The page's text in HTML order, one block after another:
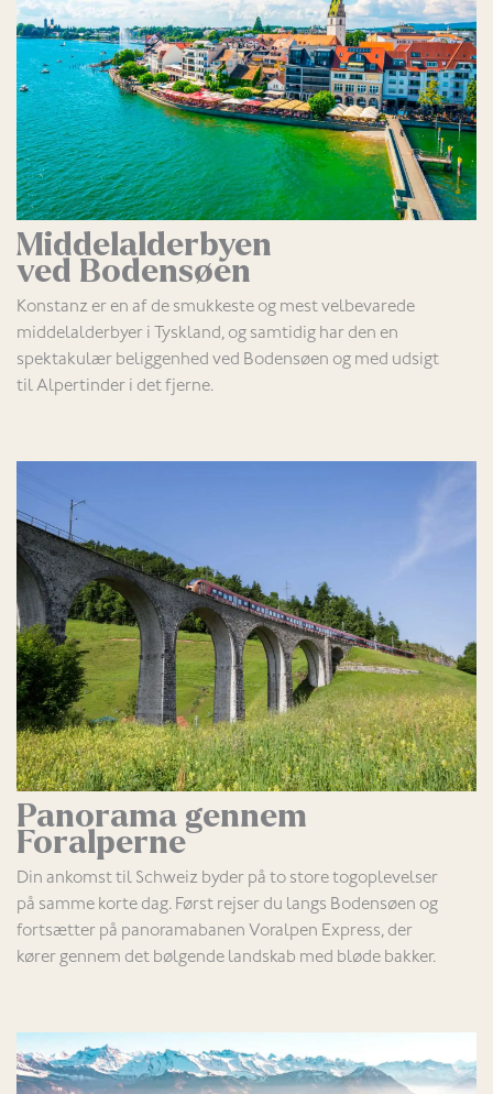
Middelalderbyen
ved Bodensøen
Konstanz er en af de smukkeste og mest velbevarede
middelalderbyer i Tyskland, og samtidig har den en
spektakulær beliggenhed ved Bodensøen og med udsigt
til Alpertinder i det fjerne.
Panorama gennem
Foralperne
Din ankomst til Schweiz byder på to store togoplevelser
på samme korte dag. Først rejser du langs Bodensøen og
fortsætter på panoramabanen Voralpen Express, der
kører gennem det bølgende landskab med bløde bakker.